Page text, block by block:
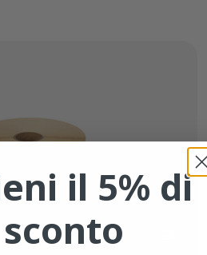
il 5% di
sconto